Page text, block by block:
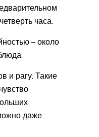
часа.
– около
и рагу. Такие
даже